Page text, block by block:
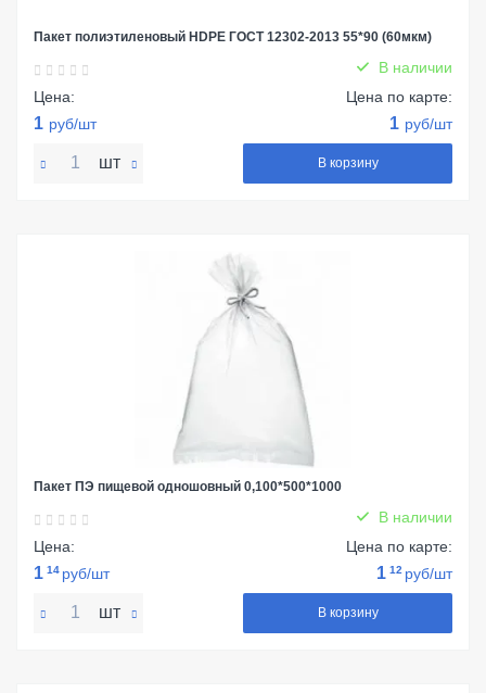
Пакет полиэтиленовый HDPE ГОСТ 12302-2013 55*90 (60мкм)
В наличии
Цена:
1 руб/шт
Цена по карте:
1 руб/шт
шт В корзину
Пакет ПЭ пищевой одношовный 0,100*500*1000
В наличии
Цена:
1 14 руб/шт
Цена по карте:
1 12 руб/шт
шт В корзину